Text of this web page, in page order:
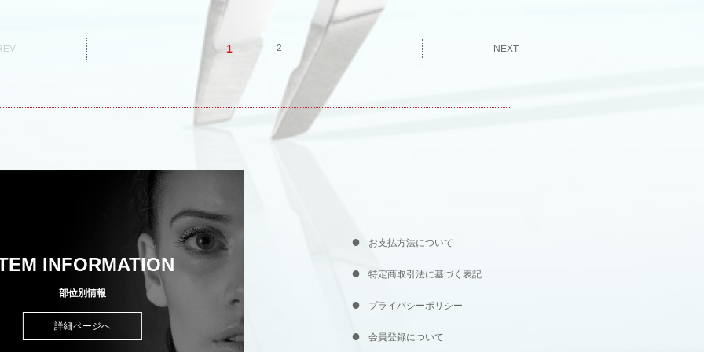
1 2 NEXT
INFORMATION
部位別情報
詳細ページへ
お支払方法について
特定商取引法に基づく表記
プライバシーポリシー
会員登録について